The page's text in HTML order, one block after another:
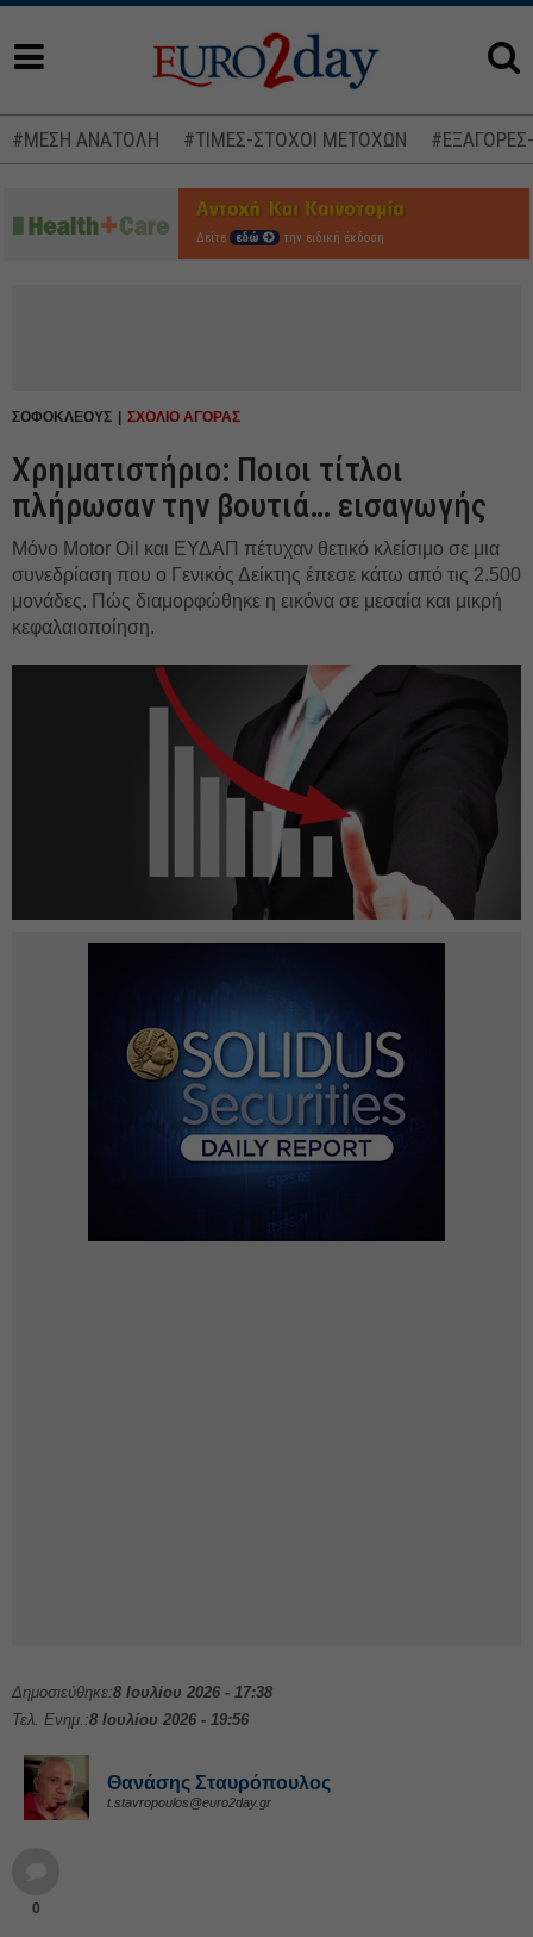
#ΜΕΣΗ ΑΝΑΤΟΛΗ #ΤΙΜΕΣ-ΣΤΟΧΟΙ ΜΕΤΟΧΩΝ
Δείτε εδώ την ειδική έκδοση
ΣΟΦΟΚΛΕΟΥΣ ΣΧΟΛΙΟ ΑΓΟΡΑΣ
Χρηματιστήριο: Ποιοι τίτλοι
πλήρωσαν την βουτιά… εισαγωγής
Μόνο Motor Oil και ΕΥΔΑΠ πέτυχαν θετικό κλείσιμο σε μια
συνεδρίαση που ο Γενικός Δείκτης έπεσε κάτω από τις 2.500
μονάδες. Πώς διαμορφώθηκε η εικόνα σε μεσαία και μικρή
κεφαλαιοποίηση.
Δημοσιεύθηκε:8 Ιουλίου 2026 - 17:38
Τελ. Ενημ.:8 Ιουλίου 2026 - 19:56
Θανάσης Σταυρόπουλος
t.stavropoulos@euro2day.gr
0